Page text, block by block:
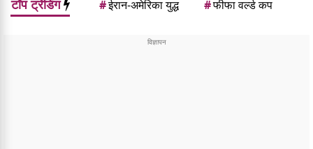
टॉप ट्रेंडिंग #ईरान-अमेरिका युद्ध #फीफा वर्ल्ड कप